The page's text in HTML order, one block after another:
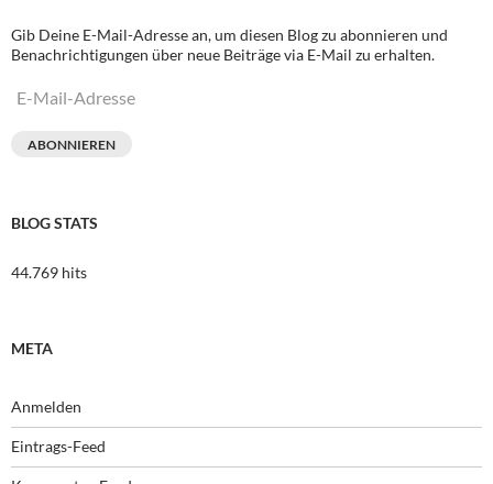
Gib Deine E-Mail-Adresse an, um diesen Blog zu abonnieren und
Benachrichtigungen über neue Beiträge via E-Mail zu erhalten.
E-
ABONNIEREN
BLOG STATS
44.769 hits
META
Anmelden
Eintrags-Feed